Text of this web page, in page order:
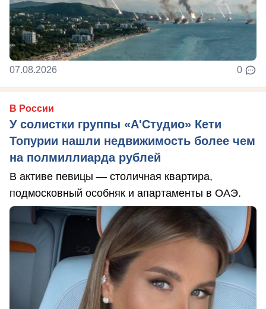
07.08.2026 0
В России
У солистки группы «А'Студио» Кети
Топурии нашли недвижимость более чем
на полмиллиарда рублей
В активе певицы — столичная квартира,
подмосковный особняк и апартаменты в ОАЭ.